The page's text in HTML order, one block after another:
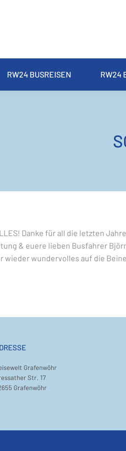
RW24 BUSREISEN RW24
Danke für all die letzten
& euere lieben Busfahrer
wundervolles auf die
Grafenwöhr
Str. 17
Grafenwöhr